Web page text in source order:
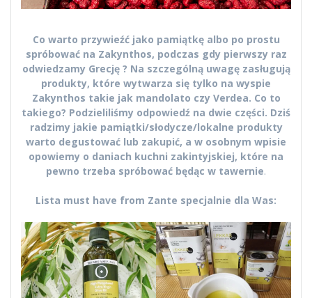
Co warto przywieźć jako pamiątkę albo po prostu
spróbować na Zakynthos, podczas gdy pierwszy raz
odwiedzamy Grecję ? Na szczególną uwagę zasługują
produkty, które wytwarza się tylko na wyspie
Zakynthos takie jak mandolato czy Verdea. Co to
takiego? Podzieliliśmy odpowiedź na dwie części. Dziś
radzimy jakie pamiątki/słodycze/lokalne produkty
warto degustować lub zakupić, a w osobnym wpisie
opowiemy o daniach kuchni zakintyjskiej, które na
pewno trzeba spróbować będąc w tawernie.
Lista must have from Zante specjalnie dla Was: